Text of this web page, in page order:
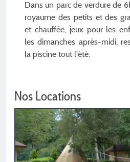
Dans un parc de verdure de
royaume des petits et des
et chauffée, jeux pour les
les dimanches après-midi,
la piscine tout l'été.
Nos Locations